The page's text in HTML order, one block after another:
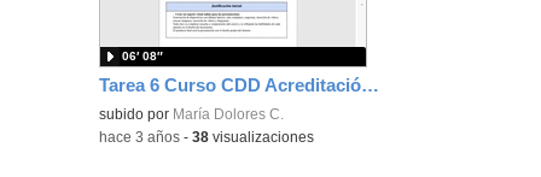
Tarea 6 Curso CDD Acreditación A2
subido por María Dolores C.
06′ 08″
-hace 3 años -38 visualizaciones